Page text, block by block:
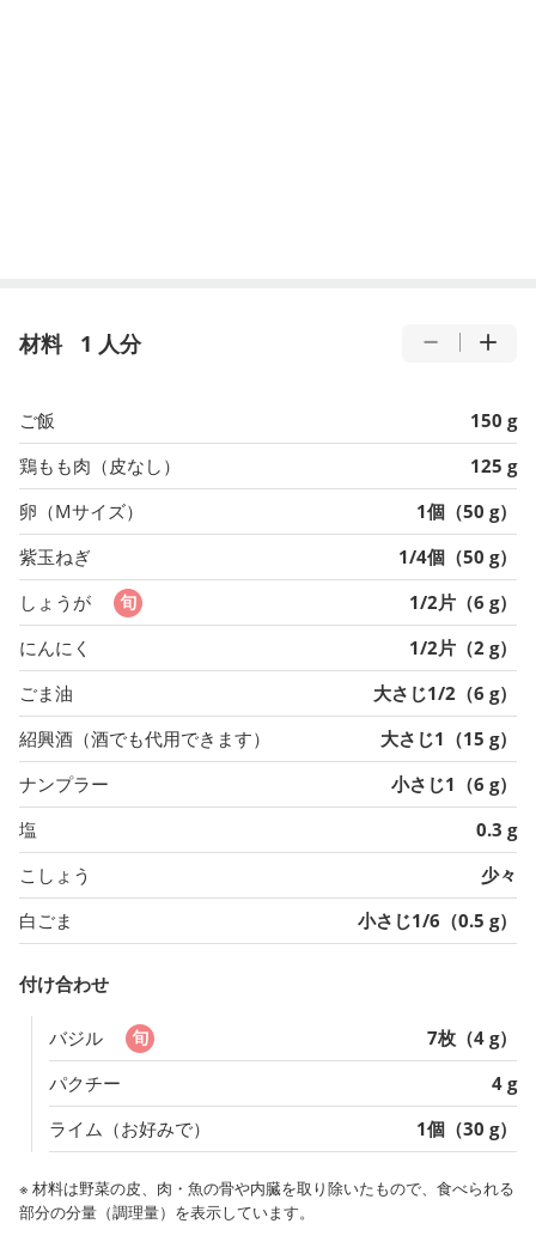
材料 1 人分
ご飯
150 g
鶏もも肉（皮なし）
125 g
卵（Mサイズ）
1個（50 g）
紫玉ねぎ
1/4個（50 g）
しょうが
1/2片（6 g）
にんにく
1/2片（2 g）
ごま油
大さじ1/2（6 g）
紹興酒（酒でも代用できます）
大さじ1（15 g）
ナンプラー
小さじ1（6 g）
塩
0.3 g
こしょう
少々
白ごま
小さじ1/6（0.5 g）
付け合わせ
バジル
7枚（4 g）
パクチー
4 g
ライム（お好みで）
1個（30 g）
※ 材料は野菜の皮、肉・魚の骨や内臓を取り除いたもので、食べられる
部分の分量（調理量）を表示しています。